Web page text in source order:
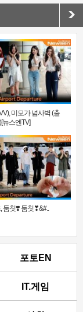
미모가 넘사벽 (출
뉴스엔TV]
둠칫❣️ 둠칫❣&#..
포토EN
IT.게임